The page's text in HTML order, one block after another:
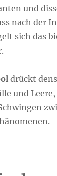
und
nach der
sich das
drückt
und